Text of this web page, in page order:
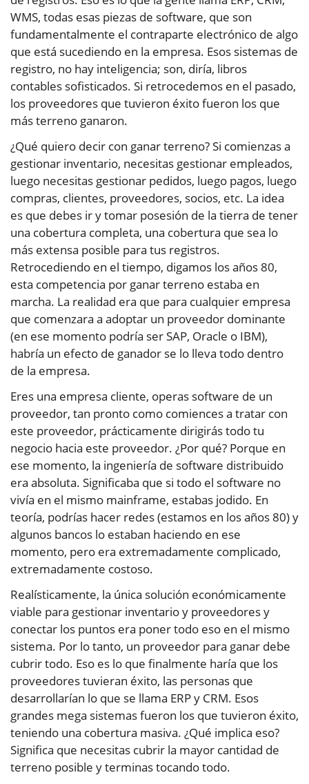
WMS, todas esas piezas de software, que son
fundamentalmente el contraparte electrónico de algo
que está sucediendo en la empresa. Esos sistemas de
registro, no hay inteligencia; son, diría, libros
contables sofisticados. Si retrocedemos en el pasado,
los proveedores que tuvieron éxito fueron los que
más terreno ganaron.
¿Qué quiero decir con ganar terreno? Si comienzas a
gestionar inventario, necesitas gestionar empleados,
luego necesitas gestionar pedidos, luego pagos, luego
compras, clientes, proveedores, socios, etc. La idea
es que debes ir y tomar posesión de la tierra de tener
una cobertura completa, una cobertura que sea lo
más extensa posible para tus registros.
Retrocediendo en el tiempo, digamos los años 80,
esta competencia por ganar terreno estaba en
marcha. La realidad era que para cualquier empresa
que comenzara a adoptar un proveedor dominante
(en ese momento podría ser SAP, Oracle o IBM),
habría un efecto de ganador se lo lleva todo dentro
de la empresa.
Eres una empresa cliente, operas software de un
proveedor, tan pronto como comiences a tratar con
este proveedor, prácticamente dirigirás todo tu
negocio hacia este proveedor. ¿Por qué? Porque en
ese momento, la ingeniería de software distribuido
era absoluta. Significaba que si todo el software no
vivía en el mismo mainframe, estabas jodido. En
teoría, podrías hacer redes (estamos en los años 80) y
algunos bancos lo estaban haciendo en ese
momento, pero era extremadamente complicado,
extremadamente costoso.
Realísticamente, la única solución económicamente
viable para gestionar inventario y proveedores y
conectar los puntos era poner todo eso en el mismo
sistema. Por lo tanto, un proveedor para ganar debe
cubrir todo. Eso es lo que finalmente haría que los
proveedores tuvieran éxito, las personas que
desarrollarían lo que se llama ERP y CRM. Esos
grandes mega sistemas fueron los que tuvieron éxito,
teniendo una cobertura masiva. ¿Qué implica eso?
Significa que necesitas cubrir la mayor cantidad de
terreno posible y terminas tocando todo.